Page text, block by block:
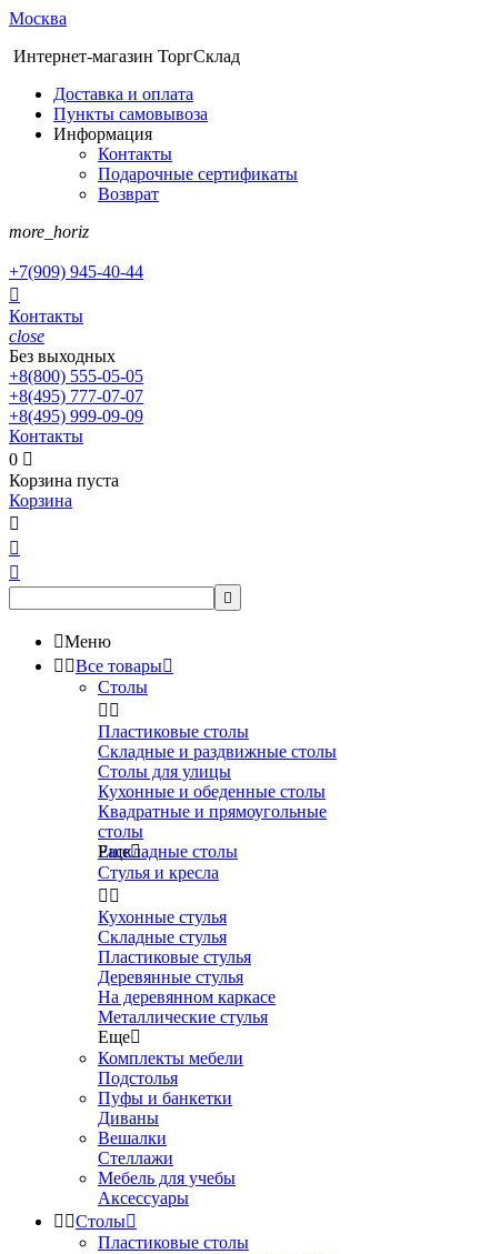
Москва
Интернет-магазин ТоргСклад
Доставка и оплата
Пункты самовывоза
Информация
Контакты
Подарочные сертификаты
Возврат
more_horiz
+7(909) 945-40-44

Контакты
close
Без выходных
+8(800) 555-05-05
+8(495) 777-07-07
+8(495) 999-09-09
Контакты
0 
Корзина пуста
Корзина




Меню
 Все товары
Столы
 
Пластиковые столы
Складные и раздвижные столы
Столы для улицы
Кухонные и обеденные столы
Квадратные и прямоугольные
столы
Раскладные столы
Еще
Стулья и кресла
 
Кухонные стулья
Складные стулья
Пластиковые стулья
Деревянные стулья
На деревянном каркасе
Металлические стулья
Еще
Комплекты мебели
Подстолья
Пуфы и банкетки
Диваны
Вешалки
Стеллажи
Мебель для учебы
Аксессуары
 Столы
Пластиковые столы